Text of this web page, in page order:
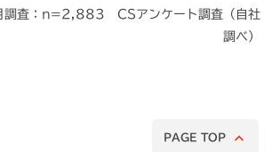
査：n=2,883 CSアンケート調査（自社
調べ）
PAGE TOP